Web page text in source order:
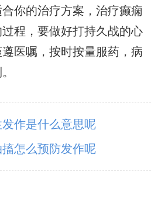
你的治疗方案，治疗癫痫
程，要做好打持久战的心
医嘱，按时按量服药，病
作是什么意思呢
怎么预防发作呢